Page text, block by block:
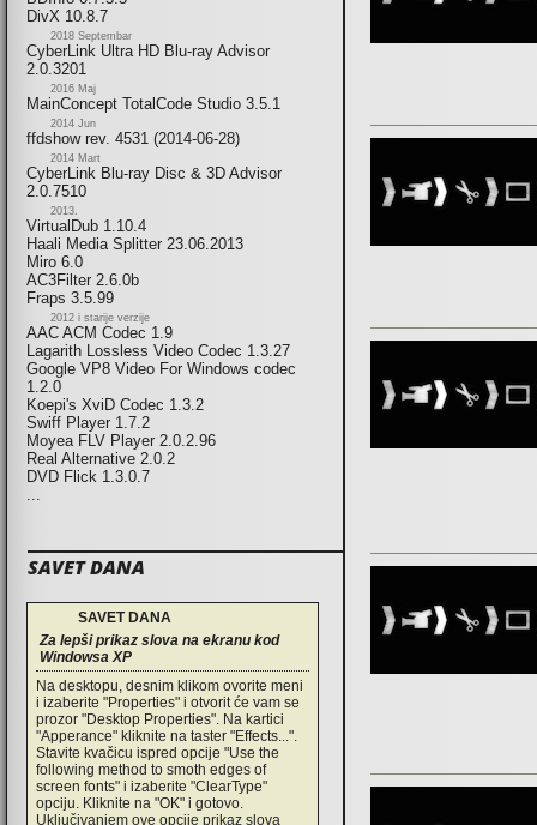
DivX 10.8.7
2018 Septembar
CyberLink Ultra HD Blu-ray Advisor
2.0.3201
2016 Maj
MainConcept TotalCode Studio 3.5.1
2014 Jun
ffdshow rev. 4531 (2014-06-28)
2014 Mart
CyberLink Blu-ray Disc & 3D Advisor
2.0.7510
2013.
VirtualDub 1.10.4
Haali Media Splitter 23.06.2013
Miro 6.0
AC3Filter 2.6.0b
Fraps 3.5.99
2012 i starije verzije
AAC ACM Codec 1.9
Lagarith Lossless Video Codec 1.3.27
Google VP8 Video For Windows codec
1.2.0
Koepi's XviD Codec 1.3.2
Swiff Player 1.7.2
Moyea FLV Player 2.0.2.96
Real Alternative 2.0.2
DVD Flick 1.3.0.7
...
SAVET DANA
SAVET DANA
Za lepši prikaz slova na ekranu kod
Windowsa XP
Na desktopu, desnim klikom ovorite meni
i izaberite "Properties" i otvorit će vam se
prozor "Desktop Properties". Na kartici
"Apperance" kliknite na taster "Effects...".
Stavite kvačicu ispred opcije "Use the
following method to smoth edges of
screen fonts" i izaberite "ClearType"
opciju. Kliknite na "OK" i gotovo.
Uključivanjem ove opcije prikaz slova